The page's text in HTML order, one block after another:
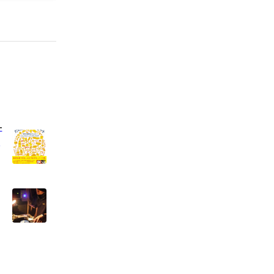
の拡大に
期報告誌
刷新